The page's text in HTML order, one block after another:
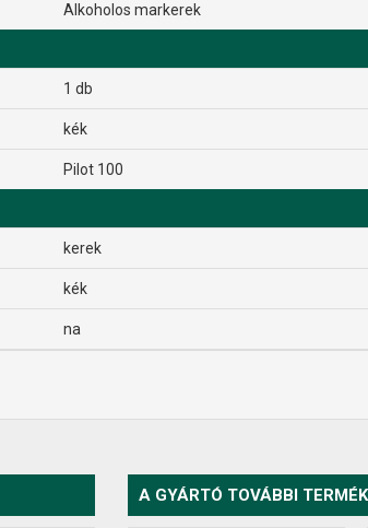
Alkoholos markerek
1 db
kék
Pilot 100
kerek
kék
na
A GYÁRTÓ TOVÁBBI